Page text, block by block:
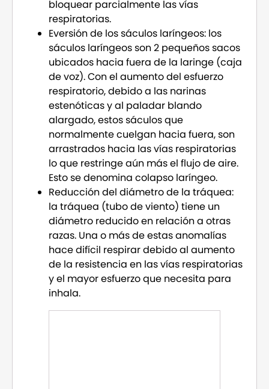
bloquear parcialmente las vías
respiratorias.
Eversión de los sáculos laríngeos: los
sáculos laríngeos son 2 pequeños sacos
ubicados hacia fuera de la laringe (caja
de voz). Con el aumento del esfuerzo
respiratorio, debido a las narinas
estenóticas y al paladar blando
alargado, estos sáculos que
normalmente cuelgan hacia fuera, son
arrastrados hacia las vías respiratorias
lo que restringe aún más el flujo de aire.
Esto se denomina colapso laríngeo.
Reducción del diámetro de la tráquea:
la tráquea (tubo de viento) tiene un
diámetro reducido en relación a otras
razas. Una o más de estas anomalías
hace difícil respirar debido al aumento
de la resistencia en las vías respiratorias
y el mayor esfuerzo que necesita para
inhala.